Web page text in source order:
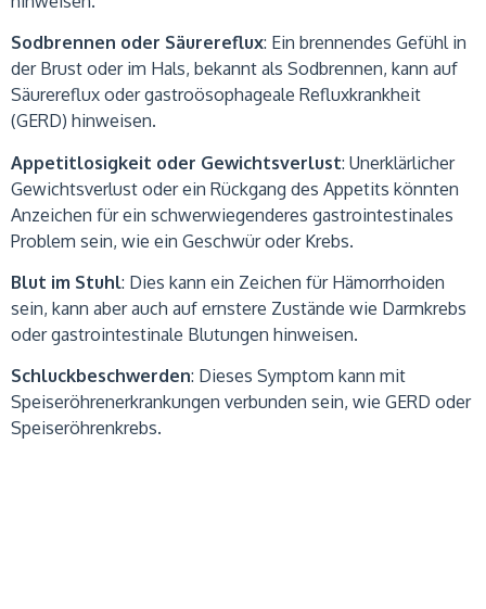
Sodbrennen oder Säurereflux: Ein brennendes Gefühl in
der Brust oder im Hals, bekannt als Sodbrennen, kann auf
Säurereflux oder gastroösophageale Refluxkrankheit
(GERD) hinweisen.
Appetitlosigkeit oder Gewichtsverlust: Unerklärlicher
Gewichtsverlust oder ein Rückgang des Appetits könnten
Anzeichen für ein schwerwiegenderes gastrointestinales
Problem sein, wie ein Geschwür oder Krebs.
Blut im Stuhl: Dies kann ein Zeichen für Hämorrhoiden
sein, kann aber auch auf ernstere Zustände wie Darmkrebs
oder gastrointestinale Blutungen hinweisen.
Schluckbeschwerden: Dieses Symptom kann mit
Speiseröhrenerkrankungen verbunden sein, wie GERD oder
Speiseröhrenkrebs.